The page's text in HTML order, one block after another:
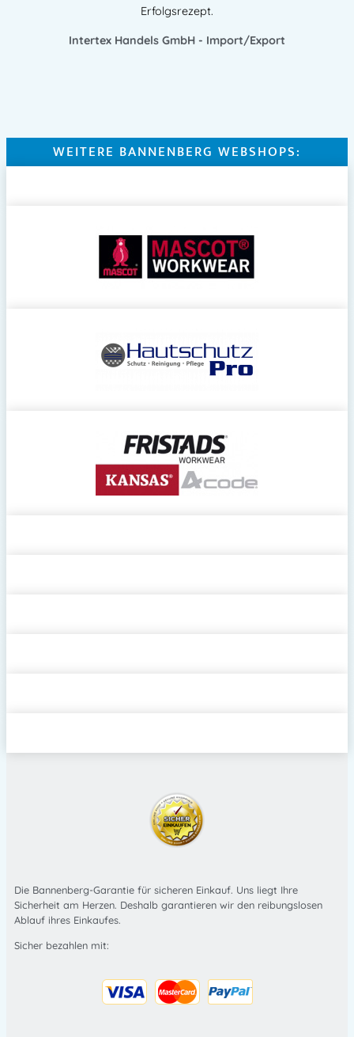
Erfolgsrezept.
Intertex Handels GmbH - Import/Export
WEITERE BANNENBERG WEBSHOPS:
Die Bannenberg-Garantie für sicheren Einkauf. Uns liegt Ihre
Sicherheit am Herzen. Deshalb garantieren wir den reibungslosen
Ablauf ihres Einkaufes.
Sicher bezahlen mit: